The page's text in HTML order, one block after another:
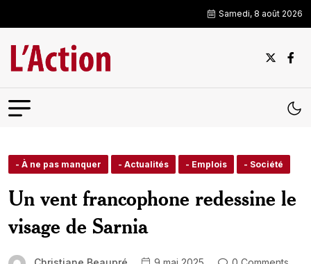
Samedi, 8 août 2026
- À ne pas manquer - Actualités - Emplois - Société
Un vent francophone redessine le
visage de Sarnia